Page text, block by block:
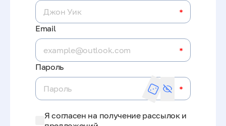
*
Email
*
Пароль
*
Я согласен на получение рассылок и